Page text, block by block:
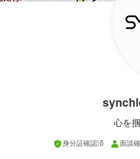
心を
身分証確認済 面談